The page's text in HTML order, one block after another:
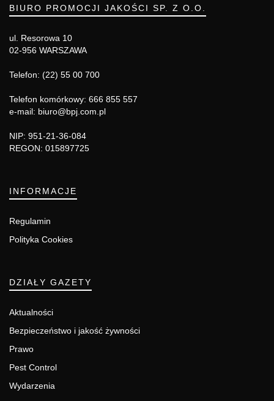
BIURO PROMOCJI JAKOŚCI SP. Z O.O.
ul. Resorowa 10
02-956 WARSZAWA
Telefon: (22) 55 00 700
Telefon komórkowy: 666 855 557
e-mail: biuro@bpj.com.pl
NIP: 951-21-36-084
REGON: 015897725
INFORMACJE
Regulamin
Polityka Cookies
DZIAŁY GAZETY
Aktualności
Bezpieczeństwo i jakość żywności
Prawo
Pest Control
Wydarzenia